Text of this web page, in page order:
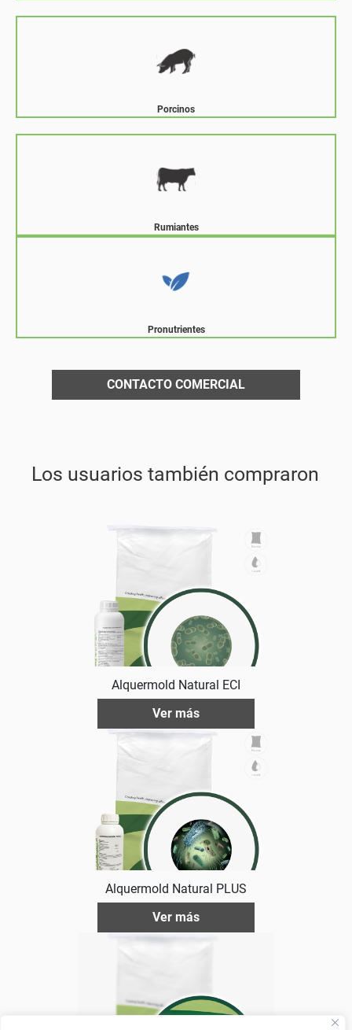
Porcinos
Rumiantes
Pronutrientes
CONTACTO COMERCIAL
Los usuarios también compraron
Alquermold Natural ECI
Ver más
Alquermold Natural PLUS
Ver más